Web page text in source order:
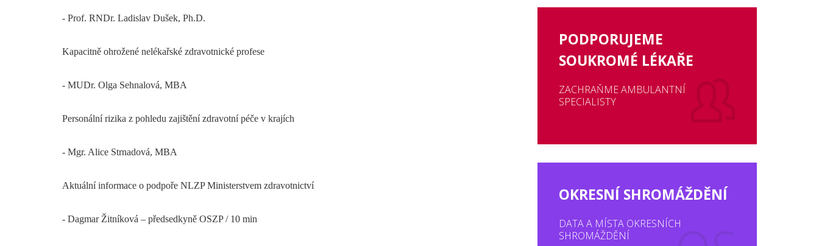
- Prof. RNDr. Ladislav Dušek, Ph.D.
Kapacitně ohrožené nelékařské zdravotnické profese
- MUDr. Olga Sehnalová, MBA
Personální rizika z pohledu zajištění zdravotní péče v krajích
- Mgr. Alice Strnadová, MBA
Aktuální informace o podpoře NLZP Ministerstvem zdravotnictví
- Dagmar Žitníková – předsedkyně OSZP / 10 min
PODPORUJEME
SOUKROMÉ LÉKAŘE
ZACHRAŇME AMBULANTNÍ
SPECIALISTY
OKRESNÍ SHROMÁŽDĚNÍ
DATA A MÍSTA OKRESNÍCH
SHROMÁŽDĚNÍ